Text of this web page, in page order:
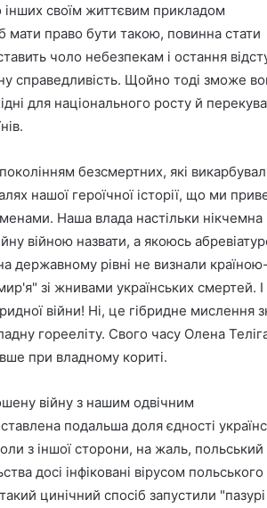
своїм життєвим прикладом
мати право бути такою, повинна стати
чоло небезпекам і остання
справедливість. Щойно тоді зможе
для національного росту й
безсмертних, які
нашої героїчної історії, що ми
Наша влада настільки нікчемна
війною назвати, а якоюсь
державному рівні не визнали країною-
зі жнивами українських смертей.
війни! Ні, це гібридне мислення
горееліту. Свого часу Олена
при владному кориті.
війну з нашим одвічним
подальша доля єдності
з іншої сторони, на жаль, польський
досі інфіковані вірусом польського
цинічний спосіб запустили